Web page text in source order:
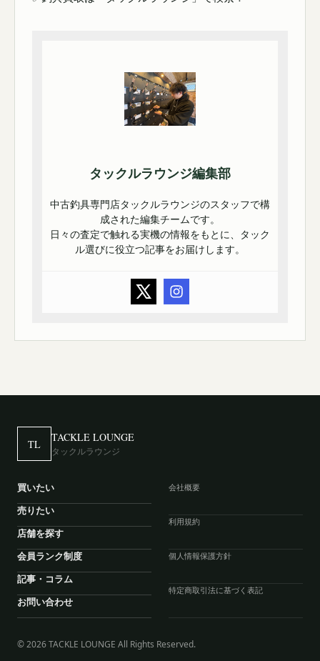
タックルラウンジ編集部
中古釣具専門店タックルラウンジのスタッフで構
成された編集チームです。
日々の査定で触れる実機の情報をもとに、タック
ル選びに役立つ記事をお届けします。
TL
TACKLE LOUNGE
タックルラウンジ
買いたい
売りたい
店舗を探す
会員ランク制度
記事・コラム
お問い合わせ
会社概要
利用規約
個人情報保護方針
特定商取引法に基づく表記
© 2026 TACKLE LOUNGE All Rights Reserved.